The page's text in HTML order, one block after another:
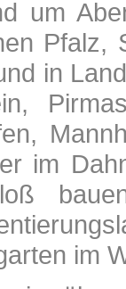
um
Pfalz,
in
im
im